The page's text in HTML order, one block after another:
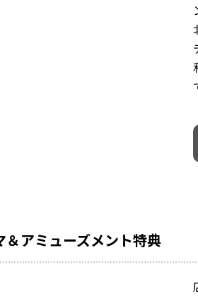
＆アミューズメント特典